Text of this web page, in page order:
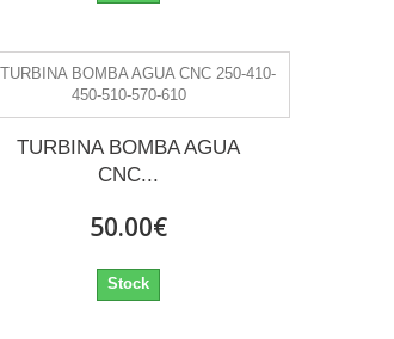
TURBINA BOMBA AGUA
CNC...
50.00€
Stock